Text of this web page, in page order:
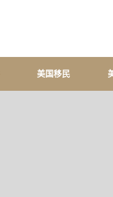
美国移民